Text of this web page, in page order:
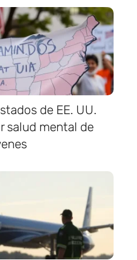
de EE. UU.
salud mental de